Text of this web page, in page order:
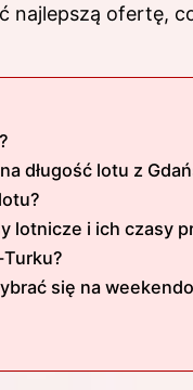
najlepszą ofertę,
długość lotu z
lotnicze i ich czasy
się na